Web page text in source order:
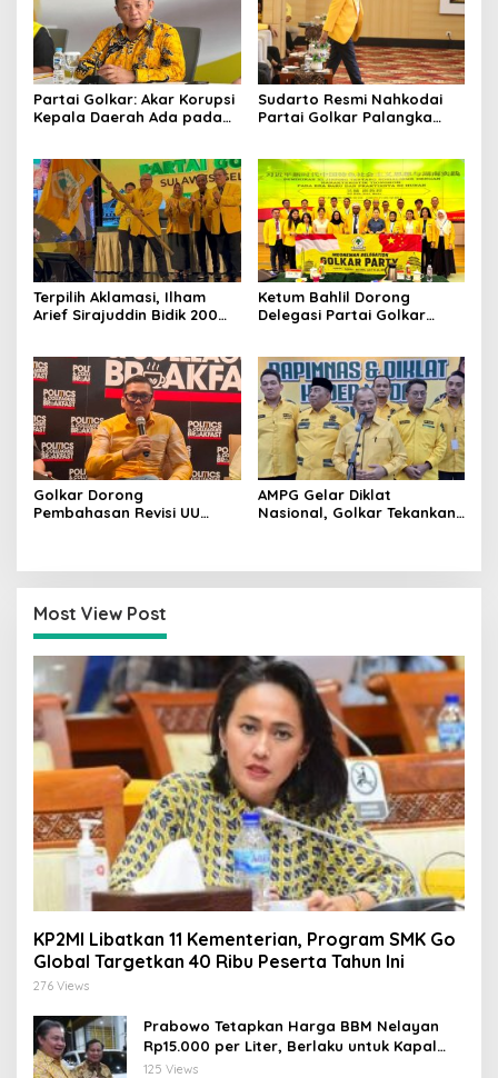
Partai Golkar: Akar Korupsi
Kepala Daerah Ada pada
Sudarto Resmi Nahkodai
Partai Golkar Palangka
Dipercaya Rakyat
Terpilih Aklamasi, Ilham
Arief Sirajuddin Bidik 200
Ketum Bahlil Dorong
Delegasi Partai Golkar
Hingga Industrialisasi dari
China
Golkar Dorong
Pembahasan Revisi UU
AMPG Gelar Diklat
Nasional, Golkar Tekankan
Most View Post
KP2MI Libatkan 11 Kementerian, Program SMK Go
Global Targetkan 40 Ribu Peserta Tahun Ini
276 Views
Prabowo Tetapkan Harga BBM Nelayan
Rp15.000 per Liter, Berlaku untuk Kapal
30-200 GT
125 Views